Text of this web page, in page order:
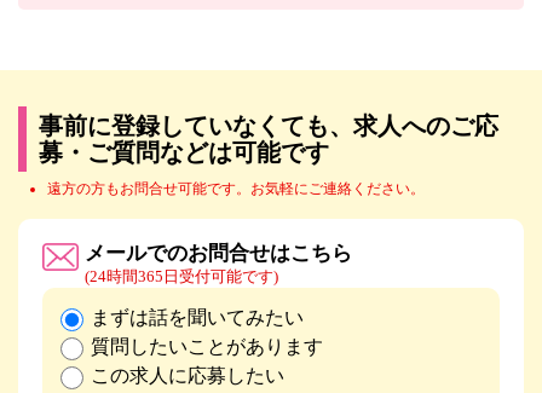
事前に登録していなくても、求人へのご応
募・ご質問などは可能です
遠方の方もお問合せ可能です。お気軽にご連絡ください。
メールでのお問合せはこちら
(24時間365日受付可能です)
まずは話を聞いてみたい
質問したいことがあります
この求人に応募したい